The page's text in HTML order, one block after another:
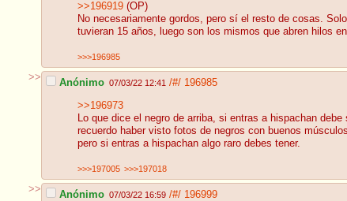
>>196919 (OP)
No necesariamente gordos, pero sí el resto de cosas.
tuvieran 15 años, luego son los mismos que abren hilos
>>>196985
>> Anónimo 07/03/22 12:41 /#/ 196985
>>196973
Lo que dice el negro de arriba, si entras a hispachan
recuerdo haber visto fotos de negros con buenos
pero si entras a hispachan algo raro debes tener.
>>>197005 >>>197018
>> Anónimo 07/03/22 16:59 /#/ 196999